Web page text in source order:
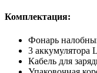
Комплектация:
Фонарь
3 аккумулятора
Кабель для